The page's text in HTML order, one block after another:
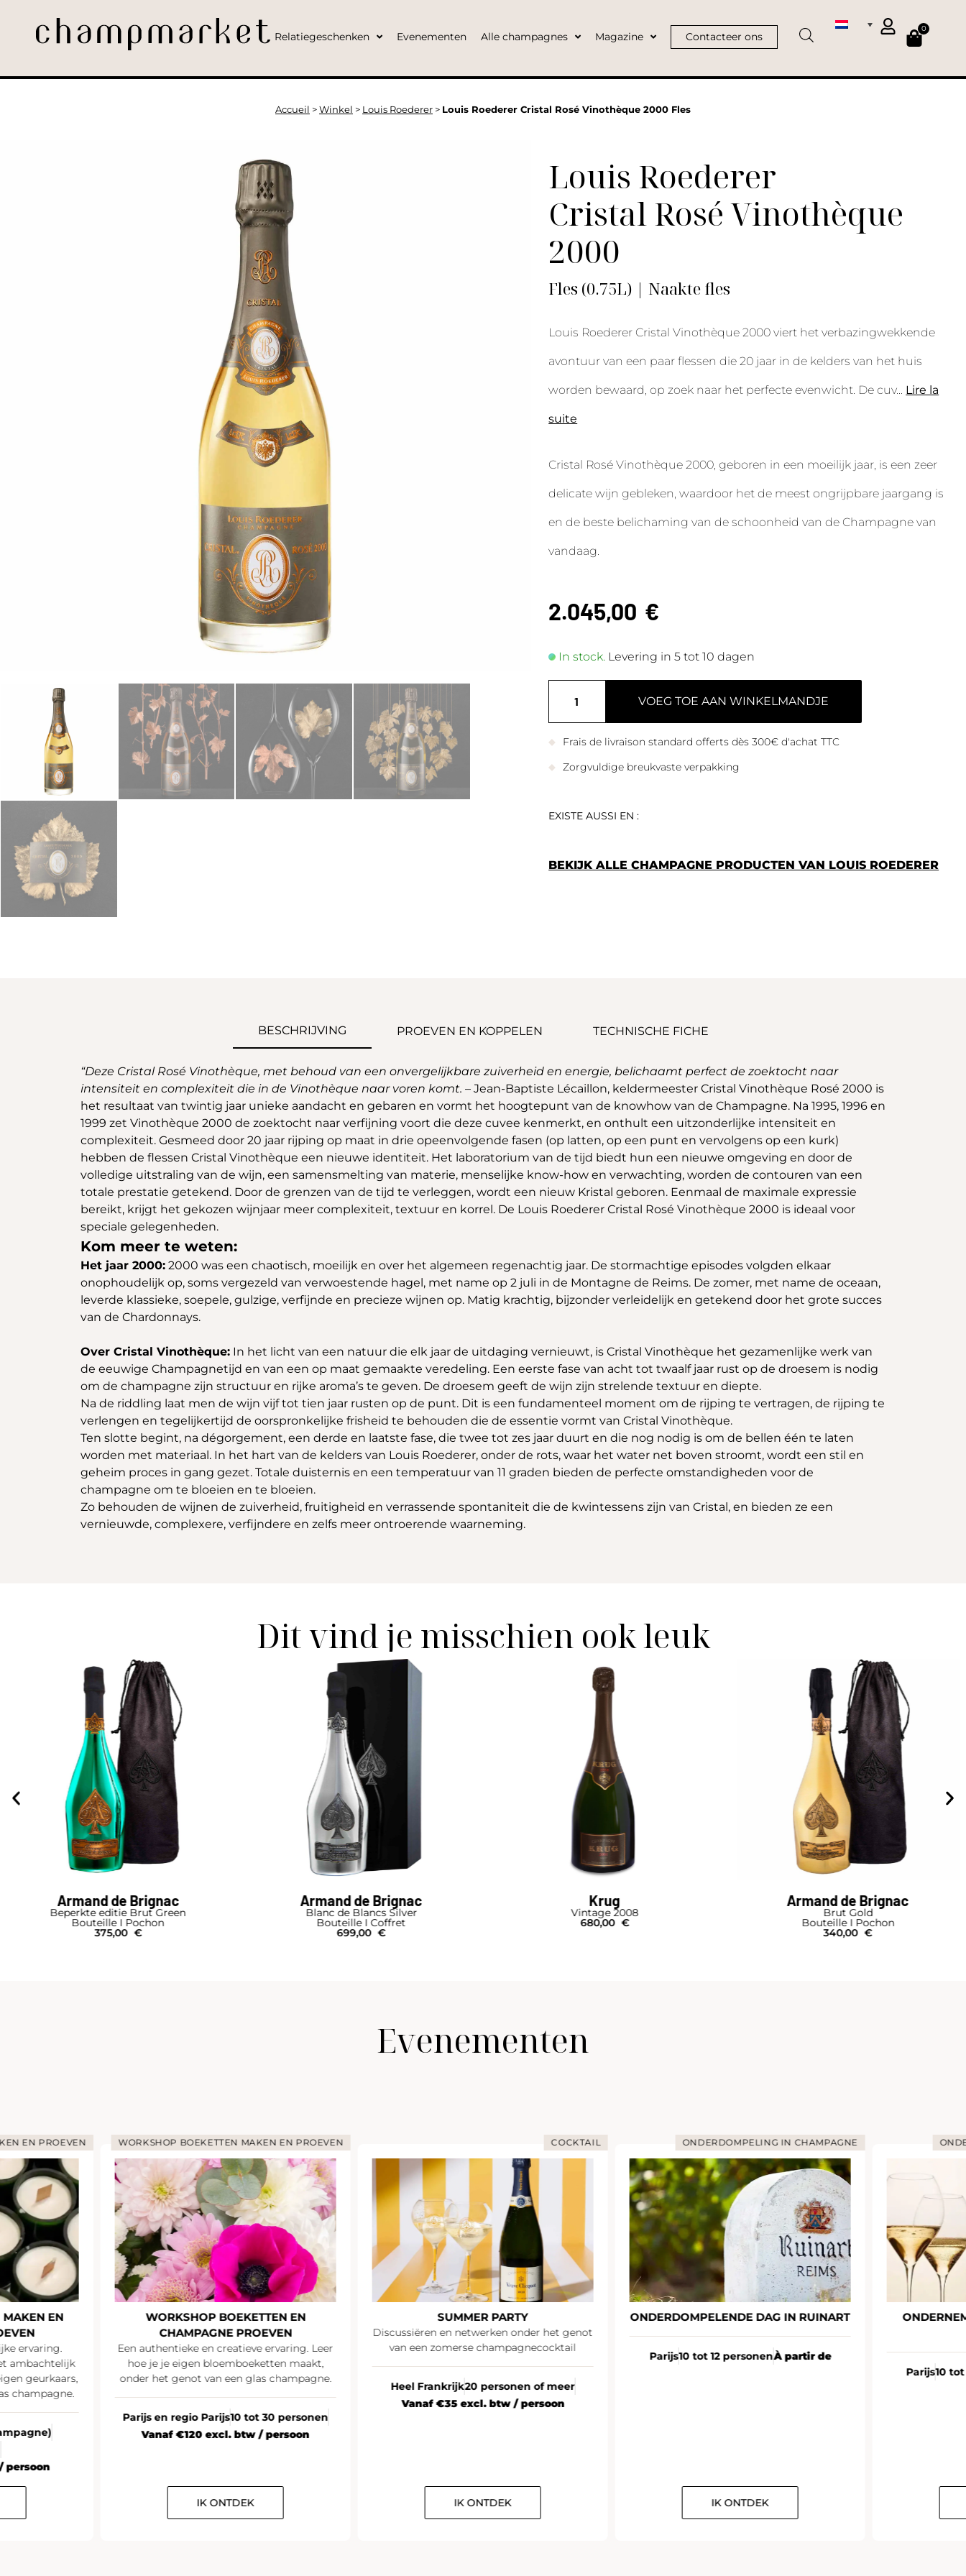
Relatiegeschenken Evenementen Alle champagnes Magazine Contacteer ons
0
Accueil > Winkel > Louis Roederer > Louis Roederer Cristal Rosé Vinothèque 2000 Fles
Louis Roederer
Cristal Rosé Vinothèque
2000
Fles (0.75L) | Naakte fles
Louis Roederer Cristal Vinothèque 2000 viert het verbazingwekkende
avontuur van een paar flessen die 20 jaar in de kelders van het huis
worden bewaard, op zoek naar het perfecte evenwicht. De cuv... Lire la
suite
Cristal Rosé Vinothèque 2000, geboren in een moeilijk jaar, is een zeer
delicate wijn gebleken, waardoor het de meest ongrijpbare jaargang is
en de beste belichaming van de schoonheid van de Champagne van
vandaag.
2.045,00 €
In stock. Levering in 5 tot 10 dagen
VOEG TOE AAN WINKELMANDJE
Frais de livraison standard offerts dès 300€ d'achat TTC
Zorgvuldige breukvaste verpakking
EXISTE AUSSI EN :
BEKIJK ALLE CHAMPAGNE PRODUCTEN VAN LOUIS ROEDERER
BESCHRIJVING PROEVEN EN KOPPELEN TECHNISCHE FICHE
“Deze Cristal Rosé Vinothèque, met behoud van een onvergelijkbare zuiverheid en energie, belichaamt perfect de zoektocht naar
intensiteit en complexiteit die in de Vinothèque naar voren komt. – Jean-Baptiste Lécaillon, keldermeester Cristal Vinothèque Rosé 2000 is
het resultaat van twintig jaar unieke aandacht en gebaren en vormt het hoogtepunt van de knowhow van de Champagne. Na 1995, 1996 en
1999 zet Vinothèque 2000 de zoektocht naar verfijning voort die deze cuvee kenmerkt, en onthult een uitzonderlijke intensiteit en
complexiteit. Gesmeed door 20 jaar rijping op maat in drie opeenvolgende fasen (op latten, op een punt en vervolgens op een kurk)
hebben de flessen Cristal Vinothèque een nieuwe identiteit. Het laboratorium van de tijd biedt hun een nieuwe omgeving en door de
volledige uitstraling van de wijn, een samensmelting van materie, menselijke know-how en verwachting, worden de contouren van een
totale prestatie getekend. Door de grenzen van de tijd te verleggen, wordt een nieuw Kristal geboren. Eenmaal de maximale expressie
bereikt, krijgt het gekozen wijnjaar meer complexiteit, textuur en korrel. De Louis Roederer Cristal Rosé Vinothèque 2000 is ideaal voor
speciale gelegenheden.
Kom meer te weten:
Het jaar 2000: 2000 was een chaotisch, moeilijk en over het algemeen regenachtig jaar. De stormachtige episodes volgden elkaar
onophoudelijk op, soms vergezeld van verwoestende hagel, met name op 2 juli in de Montagne de Reims. De zomer, met name de oceaan,
leverde klassieke, soepele, gulzige, verfijnde en precieze wijnen op. Matig krachtig, bijzonder verleidelijk en getekend door het grote succes
van de Chardonnays.
Over Cristal Vinothèque: In het licht van een natuur die elk jaar de uitdaging vernieuwt, is Cristal Vinothèque het gezamenlijke werk van
de eeuwige Champagnetijd en van een op maat gemaakte veredeling. Een eerste fase van acht tot twaalf jaar rust op de droesem is nodig
om de champagne zijn structuur en rijke aroma’s te geven. De droesem geeft de wijn zijn strelende textuur en diepte.
Na de riddling laat men de wijn vijf tot tien jaar rusten op de punt. Dit is een fundamenteel moment om de rijping te vertragen, de rijping te
verlengen en tegelijkertijd de oorspronkelijke frisheid te behouden die de essentie vormt van Cristal Vinothèque.
Ten slotte begint, na dégorgement, een derde en laatste fase, die twee tot zes jaar duurt en die nog nodig is om de bellen één te laten
worden met materiaal. In het hart van de kelders van Louis Roederer, onder de rots, waar het water net boven stroomt, wordt een stil en
geheim proces in gang gezet. Totale duisternis en een temperatuur van 11 graden bieden de perfecte omstandigheden voor de
champagne om te bloeien en te bloeien.
Zo behouden de wijnen de zuiverheid, fruitigheid en verrassende spontaniteit die de kwintessens zijn van Cristal, en bieden ze een
vernieuwde, complexere, verfijndere en zelfs meer ontroerende waarneming.
Dit vind je misschien ook leuk
Brut Green
Armand de Brignac
Blanc de Blancs Silver
Armand
Evenementen
EN PROEVEN
EN
ervaring.
ambachtelijk
geurkaars,
champagne.
persoon
WORKSHOP BOEKETTEN MAKEN EN PROEVEN
WORKSHOP BOEKETTEN EN
CHAMPAGNE PROEVEN
Een authentieke en creatieve ervaring. Leer
hoe je je eigen bloemboeketten maakt,
onder het genot van een glas champagne.
Parijs en regio Parijs10 tot 30 personen
Vanaf €120 excl. btw / persoon
IK ONTDEK
COCKTAIL
SUMMER PARTY
Discussiëren en netwerken onder het genot
van een zomerse champagnecocktail
Heel Frankrijk20 personen of meer
Vanaf €35 excl. btw / persoon
IK ONTDEK
ONDERDOMPELING IN CHAMPAGNE
ONDERDOMPELENDE DAG IN RUINART
Parijs10 tot 12 personenÀ partir de
IK ONTDEK
Parijs10